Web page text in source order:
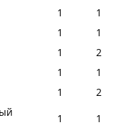
1
1
1
1
1
2
1
1
1
2
1
1